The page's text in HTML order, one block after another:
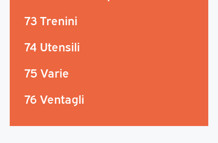
73 Trenini
74 Utensili
75 Varie
76 Ventagli